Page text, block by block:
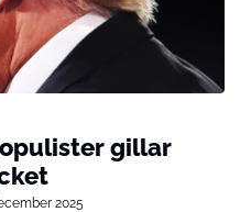
gillar
2025